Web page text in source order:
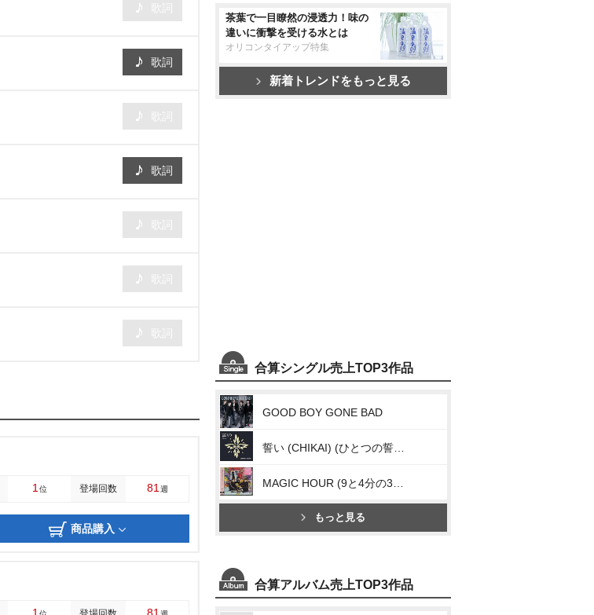
歌詞
歌詞
1 位 登場回数 81 週
商品購入
茶葉で一目瞭然の浸透力！味の
違いに衝撃を受ける水とは
オリコンタイアップ特集
新着トレンドをもっと見る
合算シングル売上TOP3作品
GOOD BOY GONE BAD
もっと見る
合算アルバム売上TOP3作品